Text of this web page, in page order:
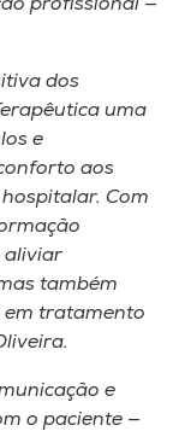
profissional —
dos
uma
e
aos
Com
aliviar
também
em tratamento
e
o paciente —